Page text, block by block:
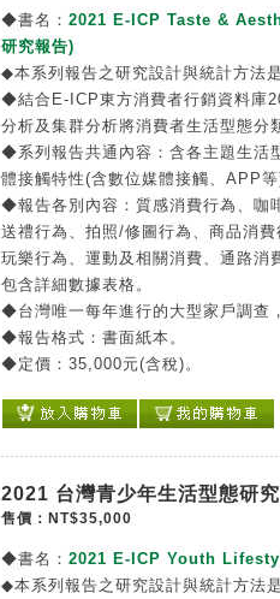
◆書名： 2021 E-ICP Taste &
研究報告)
◆本系列報告之研究設計與統計方法
◆結合E-ICP東方消費者行銷資料庫
分析及集群分析將消費者生活型態分
◆系列報告共通內容：含各主題生活
體接觸特性(含數位媒體接觸、APP
◆報告各別內容：質感消費行為、咖
送禮行為、拍照/修圖行為、商品消
玩樂行為、運動及相關消費、通路
包含詳細數據表格。
◆台灣唯一每年進行的大型家戶調查
◆報告格式：書面紙本。
◆定價：35,000元(含稅)。
2021 台灣青少年生活型態研
售價：NT$35,000
◆書名： 2021 E-ICP Youth
◆本系列報告之研究設計與統計方法